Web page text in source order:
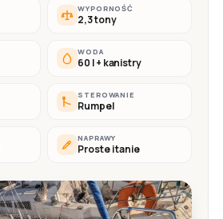
WYPORNOŚĆ
2,3 tony
WODA
60 l + kanistry
STEROWANIE
Rumpel
NAPRAWY
Proste i tanie